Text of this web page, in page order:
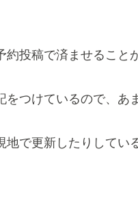
投稿で済ませること
つけているので、あ
で更新したりしてい